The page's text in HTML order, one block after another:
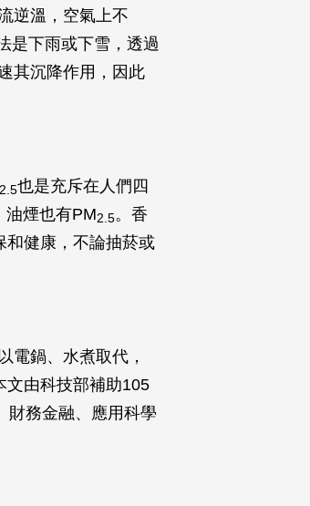
逆溫，空氣上不
是下雨或下雪，透過
其沉降作用，因此
2.5也是充斥在人們四
油煙也有PM2.5。香
和健康，不論抽菸或
電鍋、水煮取代，
文由科技部補助105
財務金融、應用科學